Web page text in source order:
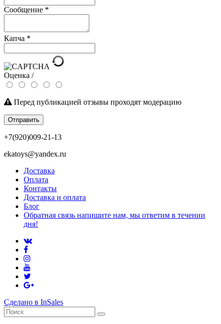
Сообщение *
Капча *
Оценка /
Перед публикацией отзывы проходят модерацию
Отправить
+7(920)009-21-13
ekatoys@yandex.ru
Доставка
Оплата
Контакты
Доставка и оплата
Блог
Обратная связь напишите нам, мы ответим в течении
дня!
Сделано в InSales